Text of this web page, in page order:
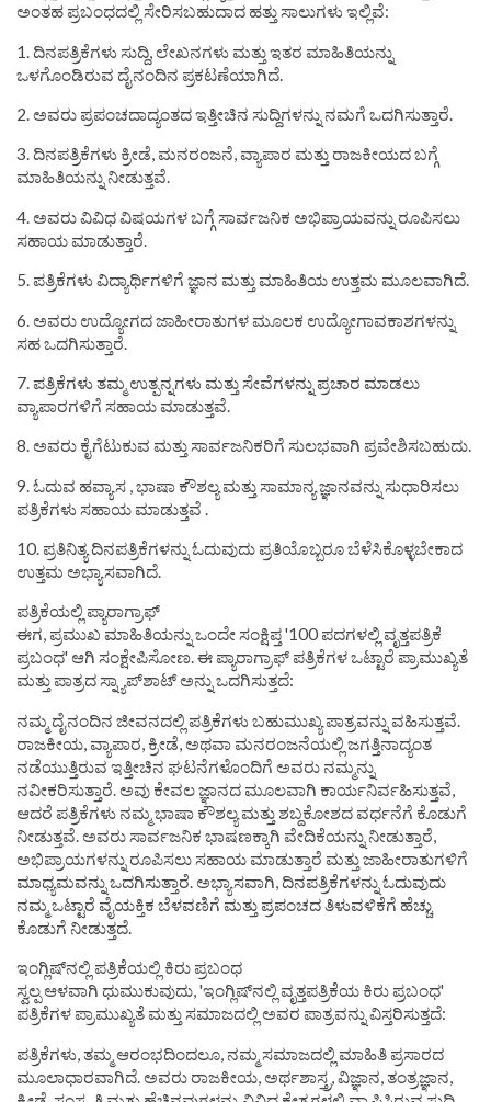
ಅಂತಹ ಪ್ರಬಂಧದಲ್ಲಿ ಸೇರಿಸಬಹುದಾದ ಹತ್ತು ಸಾಲುಗಳು ಇಲ್ಲಿವೆ:
1. ದಿನಪತ್ರಿಕೆಗಳು ಸುದ್ದಿ, ಲೇಖನಗಳು ಮತ್ತು ಇತರ ಮಾಹಿತಿಯನ್ನು
ಒಳಗೊಂಡಿರುವ ದೈನಂದಿನ ಪ್ರಕಟಣೆಯಾಗಿದೆ.
2. ಅವರು ಪ್ರಪಂಚದಾದ್ಯಂತದ ಇತ್ತೀಚಿನ ಸುದ್ದಿಗಳನ್ನು ನಮಗೆ ಒದಗಿಸುತ್ತಾರೆ.
3. ದಿನಪತ್ರಿಕೆಗಳು ಕ್ರೀಡೆ, ಮನರಂಜನೆ, ವ್ಯಾಪಾರ ಮತ್ತು ರಾಜಕೀಯದ ಬಗ್ಗೆ
ಮಾಹಿತಿಯನ್ನು ನೀಡುತ್ತವೆ.
4. ಅವರು ವಿವಿಧ ವಿಷಯಗಳ ಬಗ್ಗೆ ಸಾರ್ವಜನಿಕ ಅಭಿಪ್ರಾಯವನ್ನು ರೂಪಿಸಲು
ಸಹಾಯ ಮಾಡುತ್ತಾರೆ.
5. ಪತ್ರಿಕೆಗಳು ವಿದ್ಯಾರ್ಥಿಗಳಿಗೆ ಜ್ಞಾನ ಮತ್ತು ಮಾಹಿತಿಯ ಉತ್ತಮ ಮೂಲವಾಗಿದೆ.
6. ಅವರು ಉದ್ಯೋಗದ ಜಾಹೀರಾತುಗಳ ಮೂಲಕ ಉದ್ಯೋಗಾವಕಾಶಗಳನ್ನು
ಸಹ ಒದಗಿಸುತ್ತಾರೆ.
7. ಪತ್ರಿಕೆಗಳು ತಮ್ಮ ಉತ್ಪನ್ನಗಳು ಮತ್ತು ಸೇವೆಗಳನ್ನು ಪ್ರಚಾರ ಮಾಡಲು
ವ್ಯಾಪಾರಗಳಿಗೆ ಸಹಾಯ ಮಾಡುತ್ತವೆ.
8. ಅವರು ಕೈಗೆಟುಕುವ ಮತ್ತು ಸಾರ್ವಜನಿಕರಿಗೆ ಸುಲಭವಾಗಿ ಪ್ರವೇಶಿಸಬಹುದು.
9. ಓದುವ ಹವ್ಯಾಸ , ಭಾಷಾ ಕೌಶಲ್ಯ ಮತ್ತು ಸಾಮಾನ್ಯ ಜ್ಞಾನವನ್ನು ಸುಧಾರಿಸಲು
ಪತ್ರಿಕೆಗಳು ಸಹಾಯ ಮಾಡುತ್ತವೆ .
10. ಪ್ರತಿನಿತ್ಯ ದಿನಪತ್ರಿಕೆಗಳನ್ನು ಓದುವುದು ಪ್ರತಿಯೊಬ್ಬರೂ ಬೆಳೆಸಿಕೊಳ್ಳಬೇಕಾದ
ಉತ್ತಮ ಅಭ್ಯಾಸವಾಗಿದೆ.
ಪತ್ರಿಕೆಯಲ್ಲಿ ಪ್ಯಾರಾಗ್ರಾಫ್
ಈಗ, ಪ್ರಮುಖ ಮಾಹಿತಿಯನ್ನು ಒಂದೇ ಸಂಕ್ಷಿಪ್ತ '100 ಪದಗಳಲ್ಲಿ ವೃತ್ತಪತ್ರಿಕೆ
ಪ್ರಬಂಧ' ಆಗಿ ಸಂಕ್ಷೇಪಿಸೋಣ. ಈ ಪ್ಯಾರಾಗ್ರಾಫ್ ಪತ್ರಿಕೆಗಳ ಒಟ್ಟಾರೆ ಪ್ರಾಮುಖ್ಯತೆ
ಮತ್ತು ಪಾತ್ರದ ಸ್ನ್ಯಾಪ್‌ಶಾಟ್ ಅನ್ನು ಒದಗಿಸುತ್ತದೆ:
ನಮ್ಮ ದೈನಂದಿನ ಜೀವನದಲ್ಲಿ ಪತ್ರಿಕೆಗಳು ಬಹುಮುಖ್ಯ ಪಾತ್ರವನ್ನು ವಹಿಸುತ್ತವೆ.
ರಾಜಕೀಯ, ವ್ಯಾಪಾರ, ಕ್ರೀಡೆ, ಅಥವಾ ಮನರಂಜನೆಯಲ್ಲಿ ಜಗತ್ತಿನಾದ್ಯಂತ
ನಡೆಯುತ್ತಿರುವ ಇತ್ತೀಚಿನ ಘಟನೆಗಳೊಂದಿಗೆ ಅವರು ನಮ್ಮನ್ನು
ನವೀಕರಿಸುತ್ತಾರೆ. ಅವು ಕೇವಲ ಜ್ಞಾನದ ಮೂಲವಾಗಿ ಕಾರ್ಯನಿರ್ವಹಿಸುತ್ತವೆ,
ಆದರೆ ಪತ್ರಿಕೆಗಳು ನಮ್ಮ ಭಾಷಾ ಕೌಶಲ್ಯ ಮತ್ತು ಶಬ್ದಕೋಶದ ವರ್ಧನೆಗೆ ಕೊಡುಗೆ
ನೀಡುತ್ತವೆ. ಅವರು ಸಾರ್ವಜನಿಕ ಭಾಷಣಕ್ಕಾಗಿ ವೇದಿಕೆಯನ್ನು ನೀಡುತ್ತಾರೆ,
ಅಭಿಪ್ರಾಯಗಳನ್ನು ರೂಪಿಸಲು ಸಹಾಯ ಮಾಡುತ್ತಾರೆ ಮತ್ತು ಜಾಹೀರಾತುಗಳಿಗೆ
ಮಾಧ್ಯಮವನ್ನು ಒದಗಿಸುತ್ತಾರೆ. ಅಭ್ಯಾಸವಾಗಿ, ದಿನಪತ್ರಿಕೆಗಳನ್ನು ಓದುವುದು
ನಮ್ಮ ಒಟ್ಟಾರೆ ವೈಯಕ್ತಿಕ ಬೆಳವಣಿಗೆ ಮತ್ತು ಪ್ರಪಂಚದ ತಿಳುವಳಿಕೆಗೆ ಹೆಚ್ಚು
ಕೊಡುಗೆ ನೀಡುತ್ತದೆ.
ಇಂಗ್ಲಿಷ್‌ನಲ್ಲಿ ಪತ್ರಿಕೆಯಲ್ಲಿ ಕಿರು ಪ್ರಬಂಧ
ಸ್ವಲ್ಪ ಆಳವಾಗಿ ಧುಮುಕುವುದು, 'ಇಂಗ್ಲಿಷ್‌ನಲ್ಲಿ ವೃತ್ತಪತ್ರಿಕೆಯ ಕಿರು ಪ್ರಬಂಧ'
ಪತ್ರಿಕೆಗಳ ಪ್ರಾಮುಖ್ಯತೆ ಮತ್ತು ಸಮಾಜದಲ್ಲಿ ಅವರ ಪಾತ್ರವನ್ನು ವಿಸ್ತರಿಸುತ್ತದೆ:
ಪತ್ರಿಕೆಗಳು, ತಮ್ಮ ಆರಂಭದಿಂದಲೂ, ನಮ್ಮ ಸಮಾಜದಲ್ಲಿ ಮಾಹಿತಿ ಪ್ರಸಾರದ
ಮೂಲಾಧಾರವಾಗಿದೆ. ಅವರು ರಾಜಕೀಯ, ಅರ್ಥಶಾಸ್ತ್ರ, ವಿಜ್ಞಾನ, ತಂತ್ರಜ್ಞಾನ,